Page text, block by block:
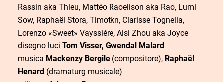
Rassin aka Thieu, Mattéo Raoelison aka Rao, Lumi
Sow, Raphaël Stora, Timotkn, Clarisse Tognella,
Lorenzo «Sweet» Vayssière, Aisi Zhou aka Joyce
disegno luci Tom Visser, Gwendal Malard
musica Mackenzy Bergile (compositore), Raphaël
Henard (dramaturg musicale)